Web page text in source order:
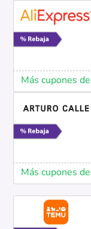
Más cupones
Más cupones